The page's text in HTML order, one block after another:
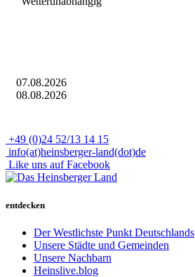
07.08.2026
08.08.2026
+49 (0)24 52/13 14 15
info(at)heinsberger-land(dot)de
Like uns auf Facebook
entdecken
Der Westlichste Punkt Deutschlands
Unsere Städte und Gemeinden
Unsere Nachbarn
Heinslive.blog